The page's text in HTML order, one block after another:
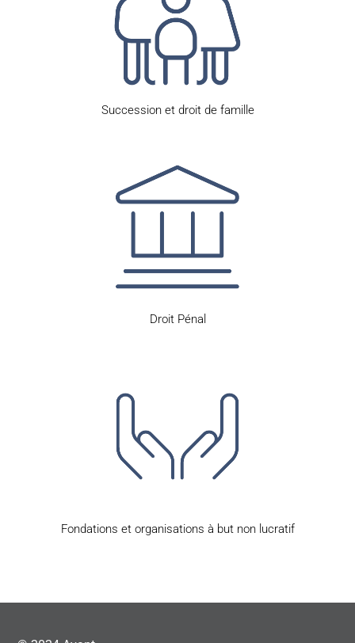
Succession et droit de famille
Droit Pénal
Fondations et organisations à but non lucratif